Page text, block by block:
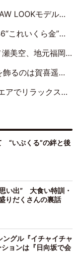
モデルに就任
今回もわちゃわちゃ全開
周年トップサポーター』に就任
人になった私を見ていただけたら」
長を感じていただけるとうれしい」
“いぶくる”の絆と後
い出” 大食い特訓・
りだくさんの裏話
グル『イチャイチャ
ョンは『日向坂で会